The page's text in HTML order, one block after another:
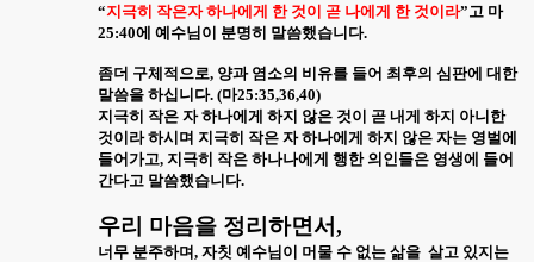
“지극히 작은자 하나에게 한 것이 곧 나에게 한 것이라”고 마
25:40에 예수님이 분명히 말씀했습니다.
좀더 구체적으로, 양과 염소의 비유를 들어 최후의 심판에 대한
말씀을 하십니다. (마25:35,36,40)
지극히 작은 자 하나에게 하지 않은 것이 곧 내게 하지 아니한
것이라 하시며 지극히 작은 자 하나에게 하지 않은 자는 영벌에
들어가고, 지극히 작은 하나나에게 행한 의인들은 영생에 들어
간다고 말씀했습니다.
우리 마음을 정리하면서,
너무 분주하며 , 자칫 예수님이 머물 수 없는 삶을 살고 있지는